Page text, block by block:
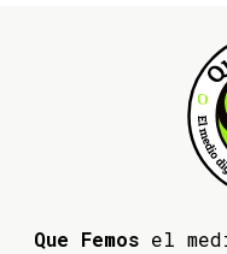
Que Femos el